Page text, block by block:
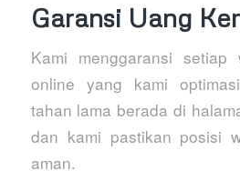
Garansi Uang
Kami menggaransi
online yang kami
tahan lama berada di
dan kami pastikan posisi
aman.